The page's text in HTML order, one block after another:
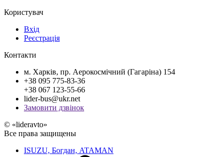
Користувач
Вхід
Реєстрація
Контакти
м. Харків, пр. Аерокосмічний (Гагаріна) 154
+38 095 775-83-36
+38 067 123-55-66
lider-bus@ukr.net
Замовити дзвінок
© «lideravto»
Все права защищены
ISUZU, Богдан, ATAMAN